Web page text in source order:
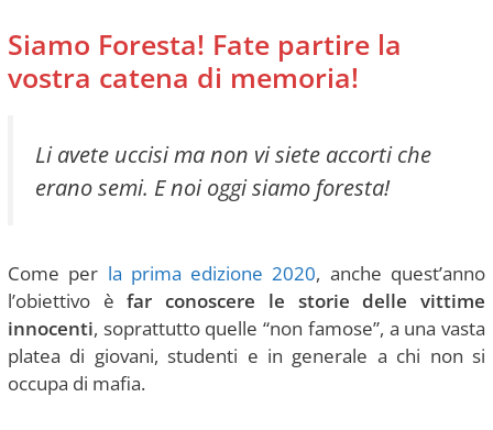
Siamo Foresta! Fate partire la
vostra catena di memoria!
Li avete uccisi ma non vi siete accorti che
erano semi. E noi oggi siamo foresta!
Come per la prima edizione 2020, anche quest’anno
l’obiettivo èfar conoscere le storie delle vittime
innocenti, soprattutto quelle “non famose”, a una vasta
platea di giovani, studenti e in generale a chi non si
occupa di mafia.